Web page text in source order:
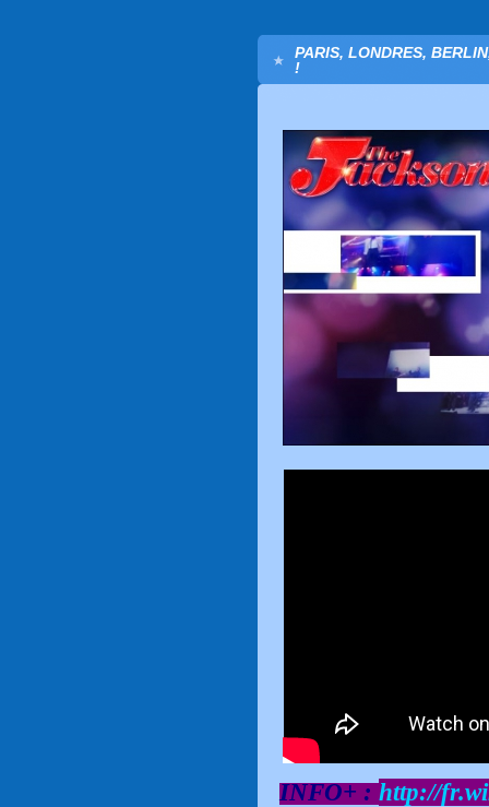
PARIS, LONDRES,
!
INFO+ : http://